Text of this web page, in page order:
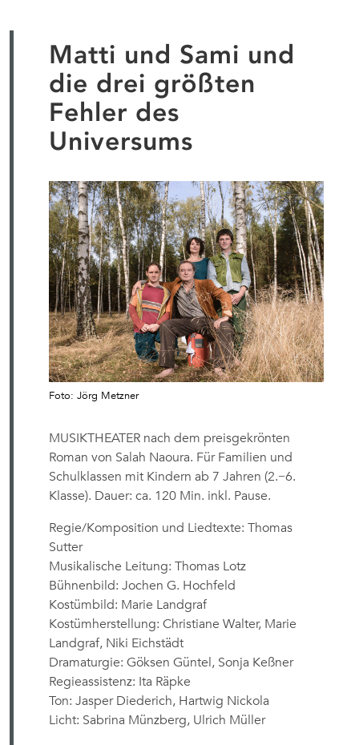
Matti und Sami und
die drei größten
Fehler des
Universums
Foto: Jörg Metzner
MUSIKTHEATER nach dem preisgekrönten
Roman von Salah Naoura. Für Familien und
Schulklassen mit Kindern ab 7 Jahren (2.−6.
Klasse). Dauer: ca. 120 Min. inkl. Pause.
Regie/Komposition und Liedtexte: Thomas
Sutter
Musikalische Leitung: Thomas Lotz
Bühnenbild: Jochen G. Hochfeld
Kostümbild: Marie Landgraf
Kostümherstellung: Christiane Walter, Marie
Landgraf, Niki Eichstädt
Dramaturgie: Göksen Güntel, Sonja Keßner
Regieassistenz: Ita Räpke
Ton: Jasper Diederich, Hartwig Nickola
Licht: Sabrina Münzberg, Ulrich Müller